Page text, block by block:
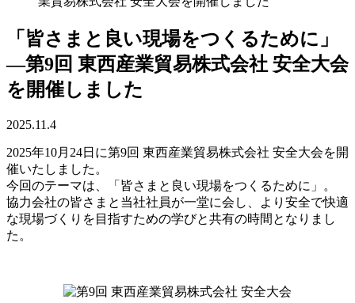
「皆さまと良い現場をつくるために」
―第9回 東西産業貿易株式会社 安全大会
を開催しました
2025.11.4
2025年10月24日に第9回 東西産業貿易株式会社 安全大会を開
催いたしました。
今回のテーマは、「皆さまと良い現場をつくるために」。
協力会社の皆さまと当社社員が一堂に会し、より安全で快適
な現場づくりを目指すための学びと共有の時間となりまし
た。